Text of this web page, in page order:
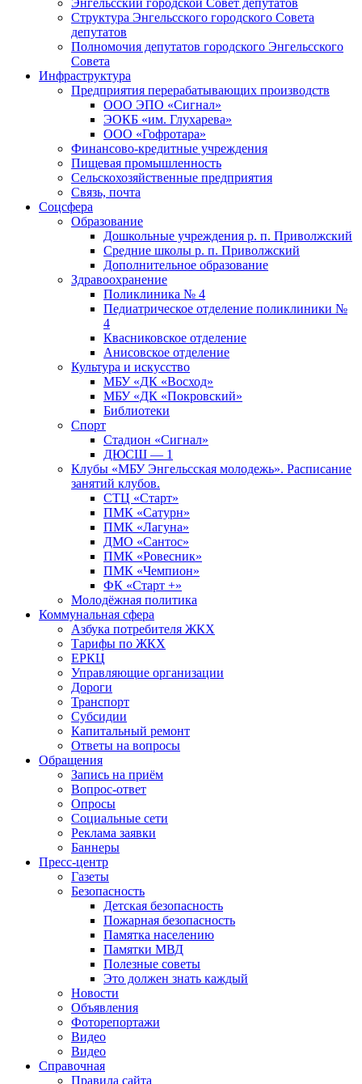
Энгельсский городской Совет депутатов
Структура Энгельсского городского Совета
депутатов
Полномочия депутатов городского Энгельсского
Совета
Инфраструктура
Предприятия перерабатывающих производств
ООО ЭПО «Сигнал»
ЭОКБ «им. Глухарева»
ООО «Гофротара»
Финансово-кредитные учреждения
Пищевая промышленность
Сельскохозяйственные предприятия
Связь, почта
Соцсфера
Образование
Дошкольные учреждения р. п. Приволжский
Средние школы р. п. Приволжский
Дополнительное образование
Здравоохранение
Поликлиника № 4
Педиатрическое отделение поликлиники №
4
Квасниковское отделение
Анисовское отделение
Культура и искусство
МБУ «ДК «Восход»
МБУ «ДК «Покровский»
Библиотеки
Спорт
Стадион «Сигнал»
ДЮСШ — 1
Клубы «МБУ Энгельсская молодежь». Расписание
занятий клубов.
СТЦ «Старт»
ПМК «Сатурн»
ПМК «Лагуна»
ДМО «Сантос»
ПМК «Ровесник»
ПМК «Чемпион»
ФК «Старт +»
Молодёжная политика
Коммунальная сфера
Азбука потребителя ЖКХ
Тарифы по ЖКХ
ЕРКЦ
Управляющие организации
Дороги
Транспорт
Субсидии
Капитальный ремонт
Ответы на вопросы
Обращения
Запись на приём
Вопрос-ответ
Опросы
Социальные сети
Реклама заявки
Баннеры
Пресс-центр
Газеты
Безопасность
Детская безопасность
Пожарная безопасность
Памятка населению
Памятки МВД
Полезные советы
Это должен знать каждый
Новости
Объявления
Фоторепортажи
Видео
Видео
Справочная
Правила сайта